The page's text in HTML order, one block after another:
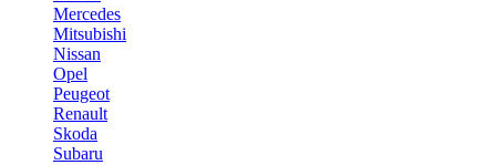
Mercedes
Mitsubishi
Nissan
Opel
Peugeot
Renault
Skoda
Subaru